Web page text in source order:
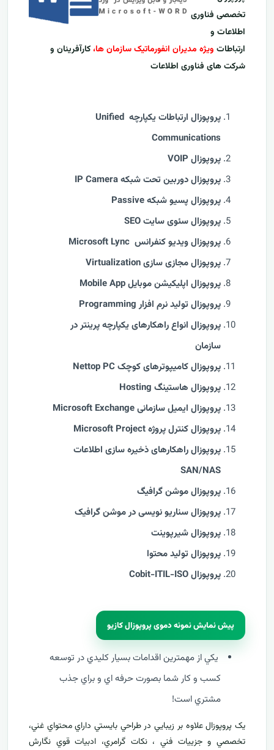
تخصصی فناوری
اطلاعات و
ارتباطات ویژه مدیران انفورماتیک سازمان ها،کارآفرینان و
شرکت های فناوری اطلاعات
پروپوزال ارتباطات یکپارچه Unified
Communications
پروپوزال VOIP
پروپوزال دوربین تحت شبکه IP Camera
پروپوزال پسیو شبکه Passive
پروپوزال سئوی سایت SEO
پروپوزال ویدیو کنفرانس Microsoft Lync
پروپوزال مجازی سازی Virtualization
پروپوزال اپلیکیشن موبایل Mobile App
پروپوزال تولید نرم افزار Programming
پروپوزال انواع راهکارهای یکپارچه پرینتر در
سازمان
پروپوزال کامیپوترهای کوچک Nettop PC
پروپوزال هاستینگ Hosting
پروپوزال ایمیل سازمانی Microsoft Exchange
پروپوزال کنترل پروژه Microsoft Project
پروپوزال راهکارهای ذخیره سازی اطلاعات
SAN/NAS
پروپوزال موشن گرافیگ
پروپوزال سناریو نویسی در موشن گرافیک
پروپوزال شیرپوینت
پروپوزال تولید محتوا
پروپوزال Cobit-ITIL-ISO
پیش نمایش نمونه دموی پروپوزال کازیو
يکي از مهمترين اقدامات بسيار کليدي در توسعه
کسب و کار شما بصورت حرفه اي و براي جذب
مشتري است!
يک پروپوزال علاوه بر زيبايي در طراحي بايستي داراي محتواي غني،
تخصصي و جزييات فني ، نکات گرامري، ادبيات قوي نگارش